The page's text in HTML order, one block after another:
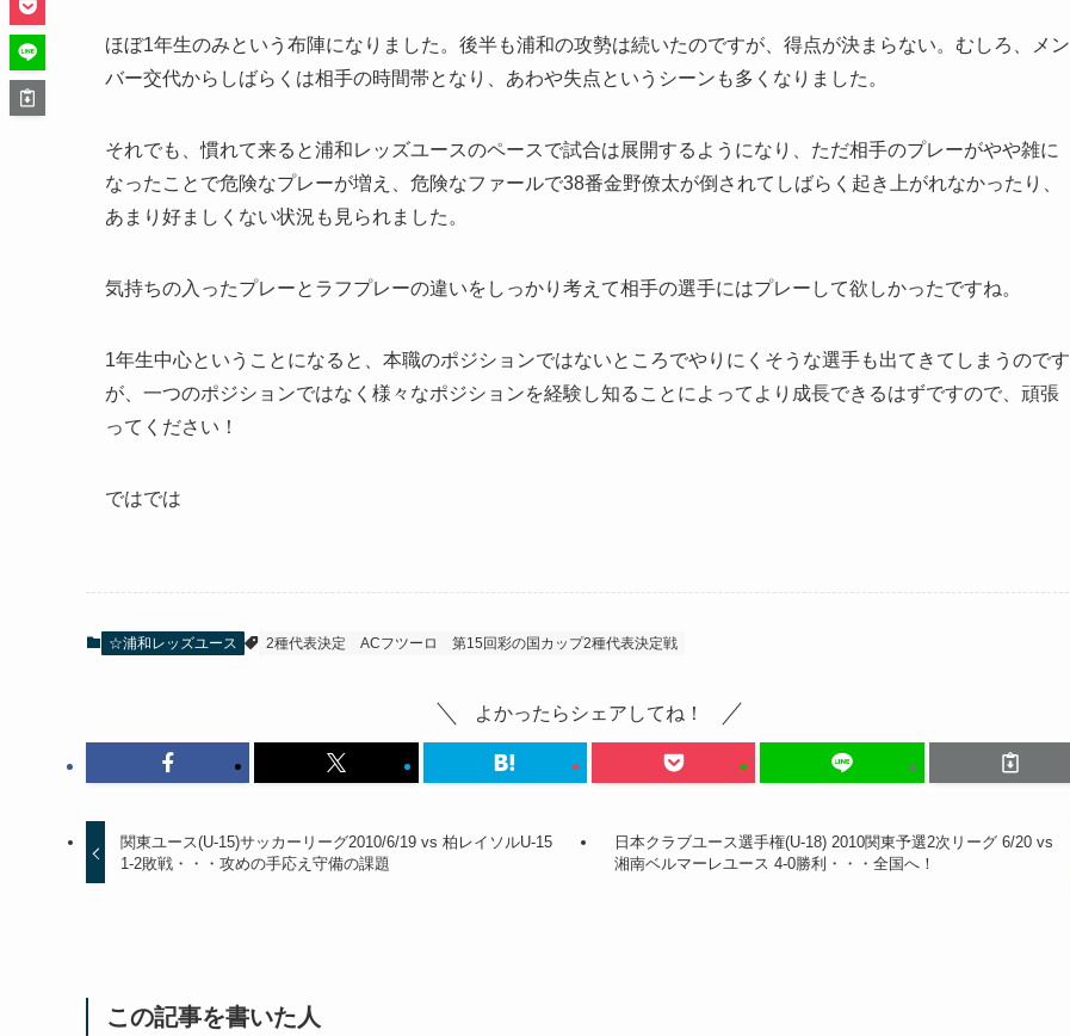
ほぼ1年生のみという布陣になりました。後半も浦和の攻勢は続いたのですが、得点が決まらない。むしろ、メン
バー交代からしばらくは相手の時間帯となり、あわや失点というシーンも多くなりました。
それでも、慣れて来ると浦和レッズユースのペースで試合は展開するようになり、ただ相手のプレーがやや雑に
なったことで危険なプレーが増え、危険なファールで38番金野僚太が倒されてしばらく起き上がれなかったり、
あまり好ましくない状況も見られました。
気持ちの入ったプレーとラフプレーの違いをしっかり考えて相手の選手にはプレーして欲しかったですね。
1年生中心ということになると、本職のポジションではないところでやりにくそうな選手も出てきてしまうのです
が、一つのポジションではなく様々なポジションを経験し知ることによってより成長できるはずですので、頑張
ってください！
ではでは
☆浦和レッズユース 2種代表決定 ACフツーロ 第15回彩の国カップ2種代表決定戦
よかったらシェアしてね！
関東ユース(U-15)サッカーリーグ2010/6/19 vs 柏レイソルU-15
1-2敗戦・・・攻めの手応え守備の課題
日本クラブユース選手権(U-18) 2010関東予選2次リーグ 6/20 vs
湘南ベルマーレユース 4-0勝利・・・全国へ！
この記事を書いた人